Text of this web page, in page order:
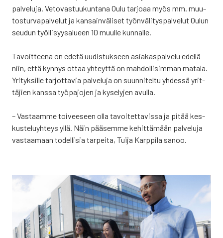
pal­ve­lu­ja. Veto­vas­tuu­kun­ta­na Oulu tar­jo­aa myös mm. muu­
tos­tur­va­pal­ve­lut ja kan­sain­vä­li­set työn­vä­li­tys­pal­ve­lut Oulun
seu­dun työl­li­syy­sa­lu­een 10 muul­le kun­nal­le.
Tavoit­tee­na on ede­tä uudis­tuk­seen asia­kas­pal­ve­lu edel­lä
niin, että kyn­nys ottaa yhteyt­tä on mah­dol­li­sim­man mata­la.
Yri­tyk­sil­le tar­jot­ta­via pal­ve­lu­ja on suun­ni­tel­tu yhdes­sä yrit­
tä­jien kans­sa työ­pa­jo­jen ja kyse­ly­jen avul­la.
– Vas­taam­me toi­vee­seen olla tavoi­tet­ta­vis­sa ja pitää kes­
kus­te­lu­yh­teys yllä. Näin pää­sem­me kehit­tä­mään pal­ve­lu­ja
vas­taa­maan todel­li­sia tar­pei­ta, Tui­ja Karp­pi­la sanoo.